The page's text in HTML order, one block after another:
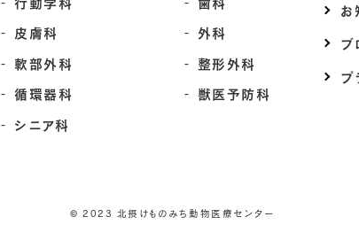
皮膚科
外科
軟部外科
整形外科
循環器科
獣医予防科
シニア科
お
ブ
プ
© 2023 北摂けものみち動物医療センター